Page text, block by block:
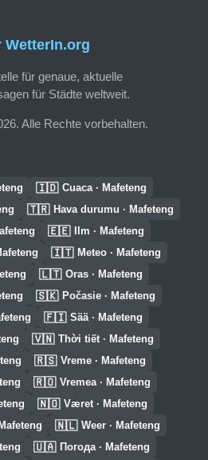
WetterIn.org
für genaue, aktuelle
für Städte weltweit.
Alle Rechte vorbehalten.
🇮🇩 Cuaca · Mafeteng
🇹🇷 Hava durumu · Mafeteng
🇪🇪 Ilm · Mafeteng
🇮🇹 Meteo · Mafeteng
🇱🇹 Oras · Mafeteng
🇸🇰 Počasie · Mafeteng
🇫🇮 Sää · Mafeteng
🇻🇳 Thời tiết · Mafeteng
🇷🇸 Vreme · Mafeteng
🇷🇴 Vremea · Mafeteng
🇳🇴 Været · Mafeteng
🇳🇱 Weer · Mafeteng
🇺🇦 Погода · Mafeteng